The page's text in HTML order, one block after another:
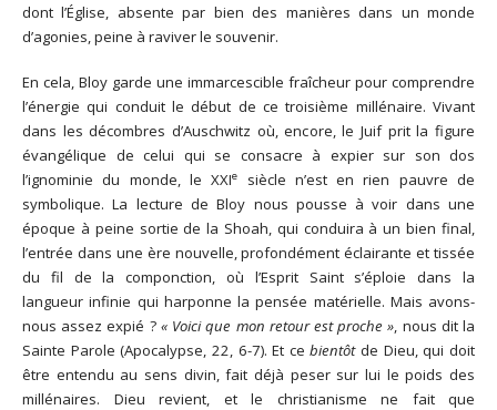
dont l’Église, absente par bien des manières dans un monde
d’agonies, peine à raviver le souvenir.
En cela, Bloy garde une immarcescible fraîcheur pour comprendre
l’énergie qui conduit le début de ce troisième millénaire. Vivant
dans les décombres d’Auschwitz où, encore, le Juif prit la figure
évangélique de celui qui se consacre à expier sur son dos
l’ignominie du monde, le XXIe
siècle n’est en rien pauvre de
symbolique. La lecture de Bloy nous pousse à voir dans une
époque à peine sortie de la Shoah, qui conduira à un bien final,
l’entrée dans une ère nouvelle, profondément éclairante et tissée
du fil de la componction, où l’Esprit Saint s’éploie dans la
langueur infinie qui harponne la pensée matérielle. Mais avons-
nous assez expié ?« Voici que mon retour est proche », nous dit la
Sainte Parole (Apocalypse, 22, 6-7). Et cebientôtde Dieu, qui doit
être entendu au sens divin, fait déjà peser sur lui le poids des
millénaires. Dieu revient, et le christianisme ne fait que